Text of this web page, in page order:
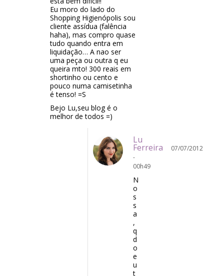
Eu moro do lado do
Shopping Higienópolis sou
cliente assídua (falência
haha), mas compro quase
tudo quando entra em
liquidação… A nao ser
uma peça ou outra q eu
queira mto! 300 reais em
shortinho ou cento e
pouco numa camisetinha
é tenso! =S
Bejo Lu,seu blog é o
melhor de todos =)
Lu
Ferreira
07/07/2012
-
00h49
N
o
s
s
a
,
q
d
o
e
u
t